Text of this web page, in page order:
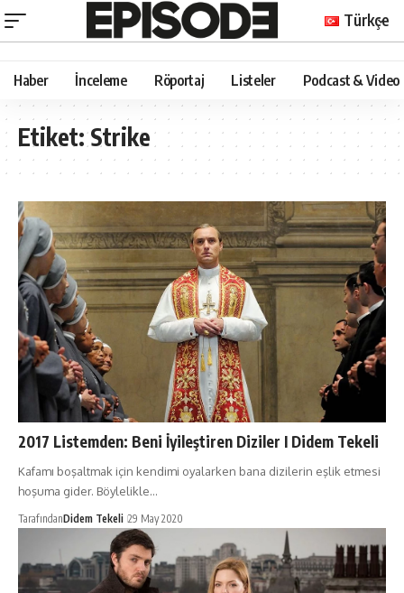
Türkçe
Haber İnceleme Röportaj Listeler Podcast & Video
Etiket:Strike
2017 Listemden: Beni İyileştiren Diziler I Didem Tekeli
Kafamı boşaltmak için kendimi oyalarken bana dizilerin eşlik etmesi
hoşuma gider. Böylelikle…
TarafındanDidem Tekeli 29 May 2020